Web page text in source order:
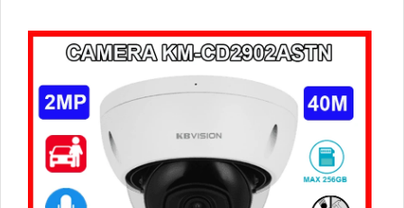
trường